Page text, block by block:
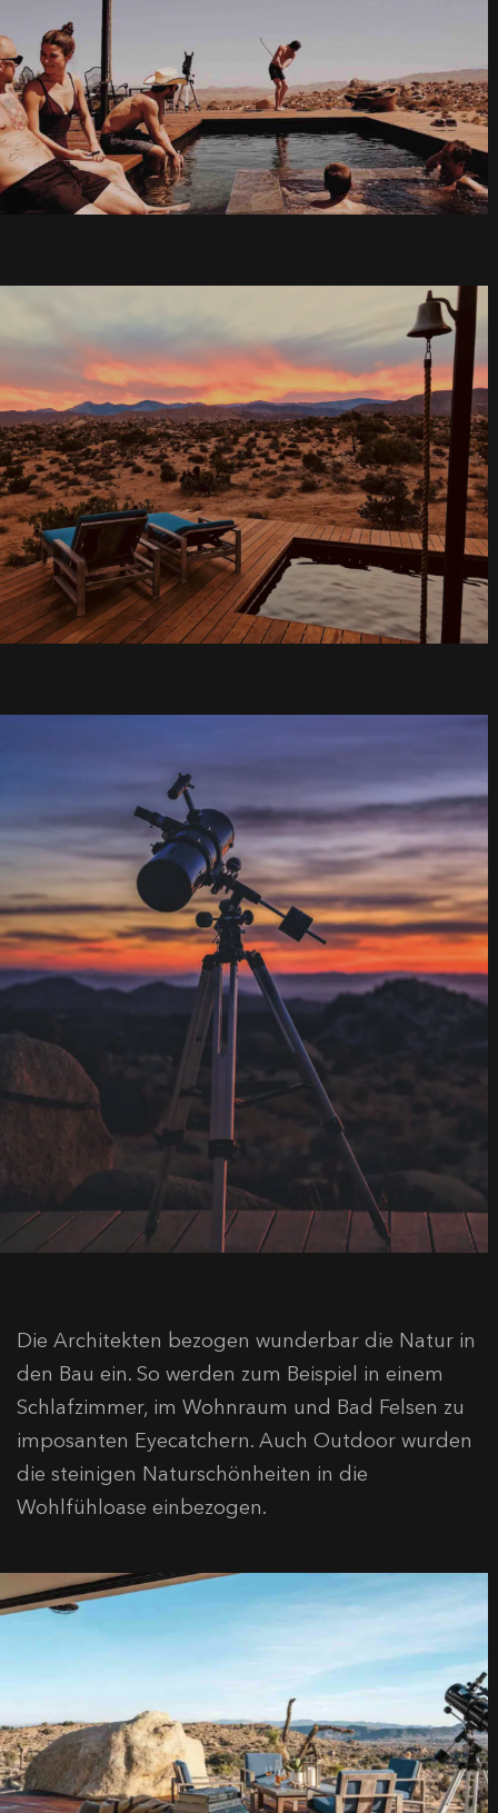
Die Architekten bezogen wunderbar die Natur in
den Bau ein. So werden zum Beispiel in einem
Schlafzimmer, im Wohnraum und Bad Felsen zu
imposanten Eyecatchern. Auch Outdoor wurden
die steinigen Naturschönheiten in die
Wohlfühloase einbezogen.